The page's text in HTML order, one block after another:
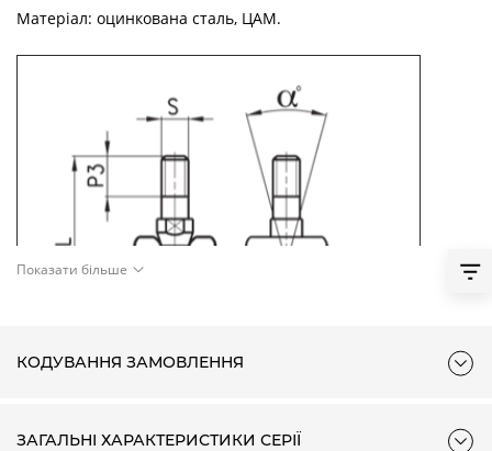
Матеріал: оцинкована сталь, ЦАМ.
Показати більше
КОДУВАННЯ ЗАМОВЛЕННЯ
ЗАГАЛЬНІ ХАРАКТЕРИСТИКИ СЕРІЇ